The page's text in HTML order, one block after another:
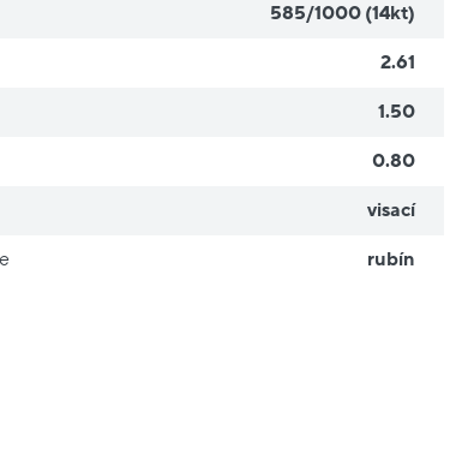
585/1000 (14kt)
2.61
1.50
0.80
visací
rubín